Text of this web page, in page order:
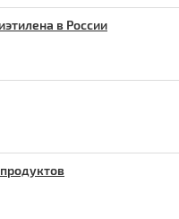
в России